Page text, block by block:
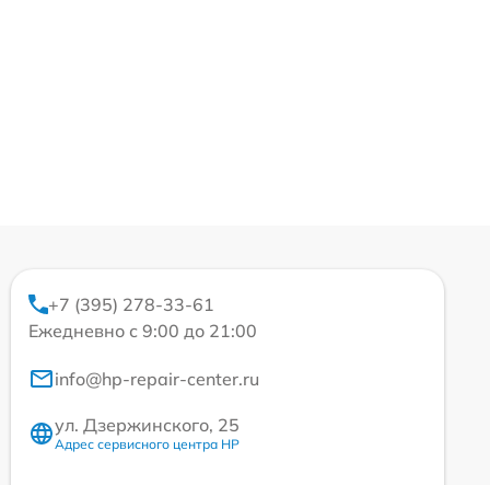
+7 (395) 278-33-61
Ежедневно с 9:00 до 21:00
info@hp-repair-center.ru
ул. Дзержинского, 25
Адрес сервисного центра HP